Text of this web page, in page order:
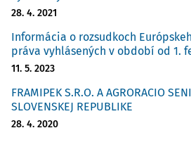
28. 4. 2021
Informácia o rozsudkoch
práva vyhlásených v období od 1.
11. 5. 2023
FRAMIPEK S.R.O. A AGRORACIO
SLOVENSKEJ REPUBLIKE
28. 4. 2020